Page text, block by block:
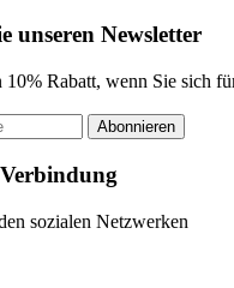
unseren Newsletter
Rabatt, wenn Sie sich
Abonnieren
sozialen Netzwerken